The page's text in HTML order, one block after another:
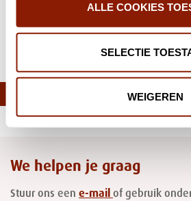
ALLE COOKIES
SELECTIE
WEIGEREN
We helpen je graag
Stuur ons een e-mail of gebruik